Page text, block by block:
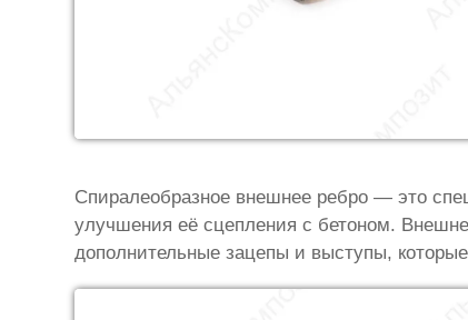
Спиралеобразное внешнее ребро — это
улучшения её сцепления с бетоном.
дополнительные зацепы и выступы,